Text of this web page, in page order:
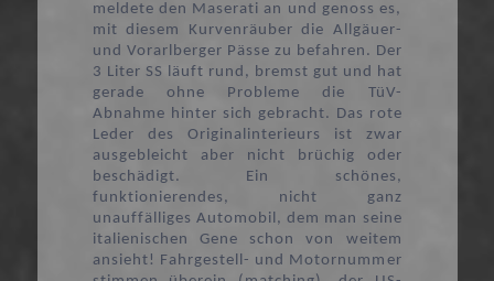
meldete den Maserati an und genoss es,
mit diesem Kurvenräuber die Allgäuer-
und Vorarlberger Pässe zu befahren. Der
3 Liter SS läuft rund, bremst gut und hat
gerade ohne Probleme die TüV-
Abnahme hinter sich gebracht. Das rote
Leder des Originalinterieurs ist zwar
ausgebleicht aber nicht brüchig oder
beschädigt. Ein schönes,
funktionierendes, nicht ganz
unauffälliges Automobil, dem man seine
italienischen Gene schon von weitem
ansieht! Fahrgestell- und Motornummer